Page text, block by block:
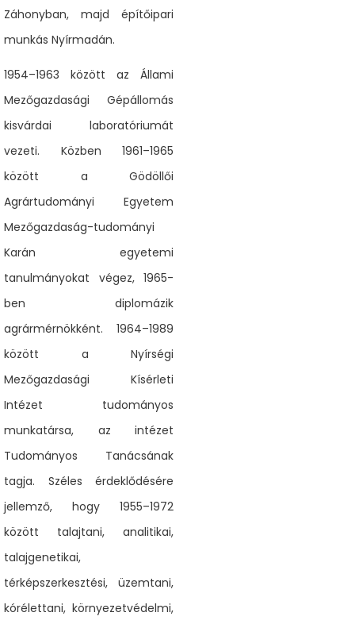
Záhonyban, majd építőipari
munkás Nyírmadán.
1954–1963 között az Állami
Mezőgazdasági Gépállomás
kisvárdai laboratóriumát
vezeti. Közben 1961–1965
között a Gödöllői
Agrártudományi Egyetem
Mezőgazdaság-tudományi
Karán egyetemi
tanulmányokat végez, 1965-
ben diplomázik
agrármérnökként. 1964–1989
között a Nyírségi
Mezőgazdasági Kísérleti
Intézet tudományos
munkatársa, az intézet
Tudományos Tanácsának
tagja. Széles érdeklődésére
jellemző, hogy 1955–1972
között talajtani, analitikai,
talajgenetikai,
térképszerkesztési, üzemtani,
kórélettani, környezetvédelmi,